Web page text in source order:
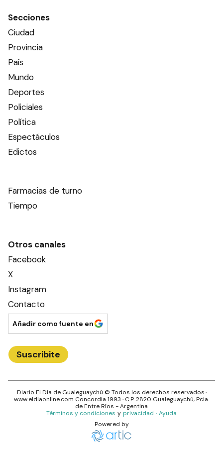
Secciones
Ciudad
Provincia
País
Mundo
Deportes
Policiales
Política
Espectáculos
Edictos
Farmacias de turno
Tiempo
Otros canales
Facebook
X
Instagram
Contacto
Añadir como fuente en
Suscribite
Diario El Día de Gualeguaychú © Todos los derechos reservados.·
www.eldiaonline.com Concordia 1993 · C.P.2820 Gualeguaychú, Pcia.
deEntre Ríos - Argentina
Términos y condiciones y privacidad · Ayuda
Powered by